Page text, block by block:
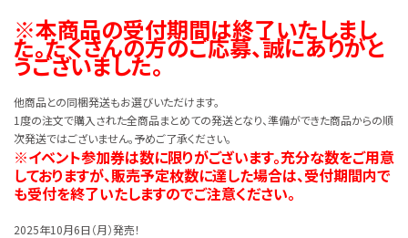
※本商品の受付期間は終了いたしまし
た。たくさんの方のご応募、誠にありがと
うございました。
他商品との同梱発送もお選びいただけます。
1度の注文で購入された全商品まとめての発送となり、準備ができた商品からの順
次発送ではございません。予めご了承ください。
※イベント参加券は数に限りがございます。充分な数をご用意
しておりますが、販売予定枚数に達した場合は、受付期間内で
も受付を終了いたしますのでご注意ください。
2025年10月6日（月）発売！